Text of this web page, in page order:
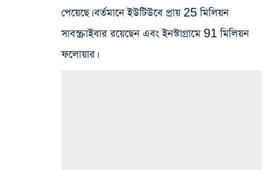
পেয়েছে। বর্তমানে ইউটিউবে প্রায় 25 মিলিয়ন
সাবস্ক্রাইবার রয়েছেন এবং ইনস্টাগ্রামে 91 মিলিয়ন
ফলোয়ার।